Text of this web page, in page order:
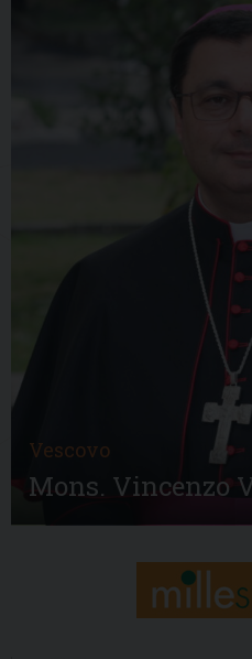
Vescovo
Mons. Vincenzo